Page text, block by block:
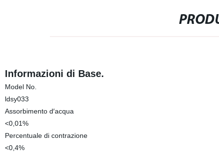
Informazioni di Base.
Model No.
ldsy033
Assorbimento d′acqua
<0,01%
Percentuale di contrazione
<0,4%